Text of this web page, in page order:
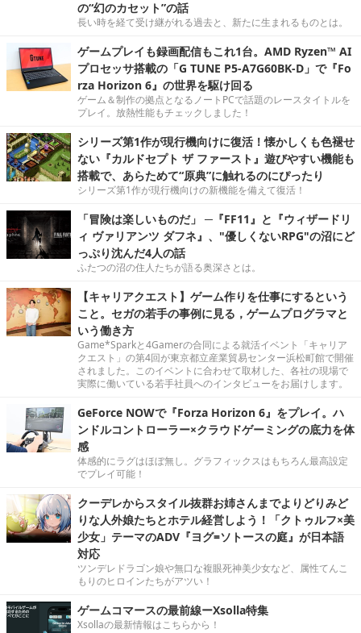
の“幻のカセット”の話
長い時を経て受け継がれる過去と、新たに生まれるものとは。
ゲームプレイも録画配信もこれ1台。AMD Ryzen™ AI
プロセッサ搭載の「G TUNE P5-A7G60BK-D」で『Fo
rza Horizon 6』の世界を駆け回る
ゲーム＆制作の拠点となるノートPCで話題のレースタイトルを
プレイ。放熱性能もチェックしました！
シリーズ第1作が現行機向けに復活！懐かしくも色褪せ
ない『カルドセプト ザ ファースト』遊びやすい機能も
搭載で、あらためて“原典”に触れるのにぴったり
シリーズ第1作が現行機向けの新機能を備えて復活！
「冒険は楽しいものだ」 ─『FF11』と『ウィザードリ
ィ ヴァリアンツ ダフネ』、"優しくないRPG"の沼にど
っぷり沈んだ4人の話
ふたつの沼の住人たちが語る奥深さとは。
【キャリアクエスト】ゲーム作りを仕事にするという
こと。セガの若手の事例に見る，ゲームプログラマと
いう働き方
Game*Sparkと4Gamerの合同による就活イベント「キャリア
クエスト」の第4回が東京都立産業貿易センター浜松町館で開催
されました。このイベントに合わせて取材した、各社の現場で
実際に働いている若手社員へのインタビューをお届けします。
GeForce NOWで『Forza Horizon 6』をプレイ。ハ
ンドルコントローラー×クラウドゲーミングの底力を体
感
体感的にラグはほぼ無し。グラフィックスはもちろん最高設定
でプレイ可能！
クーデレからスタイル抜群お姉さんまでよりどりみど
りな人外娘たちとホテル経営しよう！「クトゥルフ×美
少女」テーマのADV『ヨグ=ソトースの庭』が日本語
対応
ツンデレドラゴン娘や無口な複眼死神美少女など、属性てんこ
もりのヒロインたちがアツい！
ゲームコマースの最前線ーXsolla特集
Xsollaの最新情報はこちらから！